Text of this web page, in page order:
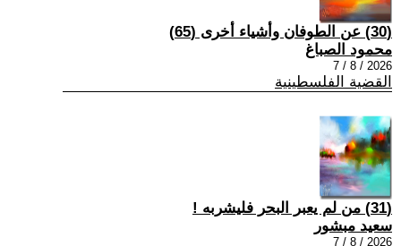
(30) عن الطوفان وأشياء أخرى (65)
محمود الصباغ
2026 / 8 / 7
القضية الفلسطينية
(31) من لم يعبر البحر فليشربه !
سعيد مبشور
2026 / 8 / 7